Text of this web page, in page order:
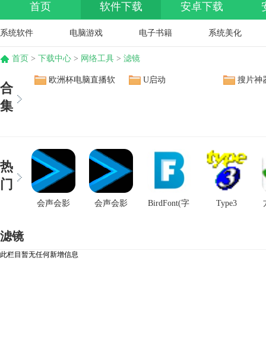
首页 软件下载 安卓下载
系统软件 电脑游戏 电子书籍 系统美化
首页 > 下载中心 > 网络工具 > 滤镜
合
集
欧洲杯电脑直播软
U启动 搜片神
热
门
会声会影
会声会影
BirdFont(字
Type3
滤镜
此栏目暂无任何新增信息